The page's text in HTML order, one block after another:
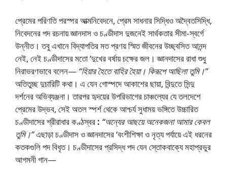
প্রেমের পরিণতি পরস্পর আত্মনিবেদনে, প্রেম সাধনার সিদ্ধিও অদ্বৈতসিদ্ধি,
নিবেদনের পদ রচনায় জ্ঞানদাস ও চণ্ডীদাস দুজনেই সার্থকতার সীমা-স্বর্গে
উন্নীত। তবু এখানে বিদ্যাপতির মত প্রণয় স্মিত জীবনের উচ্ছ্বসিত আনন্দ
নেই, নেই চণ্ডীদাসের মতো ‘দুখের বর্ষায় চক্ষের জল। জ্ঞানদাসের রাধা শুধু
নিরাভরণভাবে বলেন— “হিয়ার হৈতে বাহির হৈয়া। কিরূপে আছিলা তুমি।”
অতিতুচ্ছ দুচারিটি কথা। এ যেন গোস্পদে আকাশের ছায়া, বিন্দুতে সিন্দু
দর্শনের অভিব্যঞ্জনা। তারপর হৃদয়ের উপরিভাগের চাঞ্চল্যের যে তলদেশে
প্রেমের উদ্ভব, সেই অতল স্পর্শ থেকে আশ্চর্য সুধাময় ভঙ্গিতে উচ্চারিত
চণ্ডীদাসের শ্রীরাধার কণ্ঠস্বর : “অন্যের আছয়ে অনেকজনা আমার কেবল
তুমি।”এছাড়া চণ্ডীদাস ও জ্ঞানদাসের ‘বংশীশিক্ষা ও নৃত্য পর্যায়ে এই ধরনের
কতকগুলি পদ বিধৃত। চণ্ডীদাসের প্রসিদ্ধ পদ যেন স্তোকবাক্যে মহাপ্রভুর
আগমনী গান—